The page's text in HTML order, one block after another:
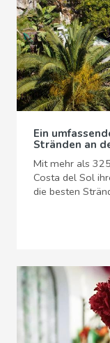
Ein
Stränden an
Mit mehr als
Costa del Sol
die besten